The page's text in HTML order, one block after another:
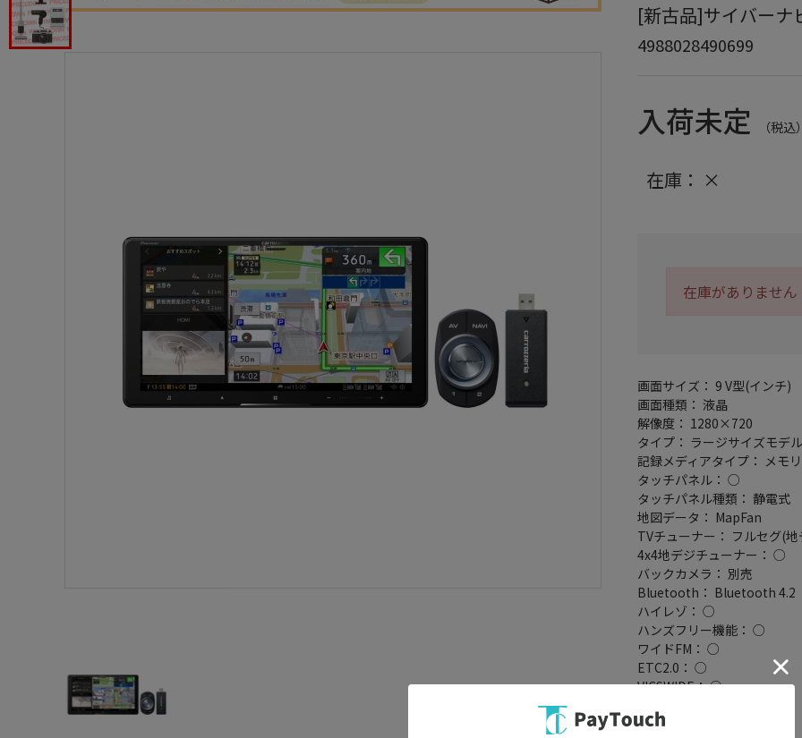
[新古品]サイバーナ
4988028490699
入荷未定 （税込）
在庫： ×
在庫がありません
画面サイズ： 9 V型(インチ)
画面種類： 液晶
解像度： 1280×720
タイプ： ラージサイズモデル
記録メディアタイプ： メモリ
タッチパネル： ○
タッチパネル種類： 静電式
地図データ： MapFan
TVチューナー： フルセグ(地
4x4地デジチューナー： ○
バックカメラ： 別売
Bluetooth： Bluetooth 4.2
ハイレゾ： ○
ハンズフリー機能： ○
ワイドFM： ○
ETC2.0： ○
VICSWIDE： ○
スマートIC考慮検索： ○